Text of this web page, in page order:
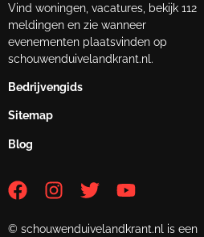
Vind woningen, vacatures, bekijk 112
meldingen en zie wanneer
evenementen plaatsvinden op
schouwenduivelandkrant.nl.
Bedrijvengids
Sitemap
Blog
© schouwenduivelandkrant.nl is een